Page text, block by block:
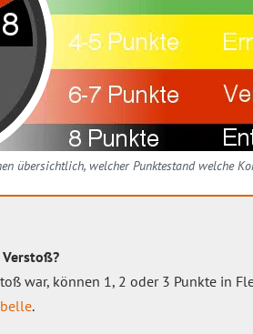
übersichtlich, welcher Punktestand welche
war, können 1, 2 oder 3 Punkte in
.